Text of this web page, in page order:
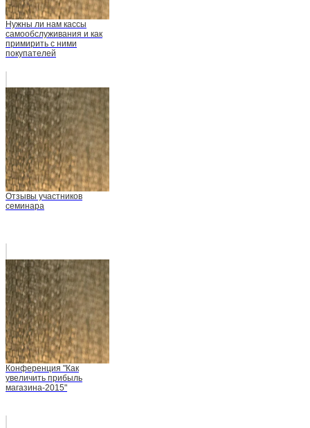
Нужны ли нам кассы
самообслуживания и как
примирить с ними
покупателей
Отзывы участников
семинара
Конференция "Как
увеличить прибыль
магазина-2015"